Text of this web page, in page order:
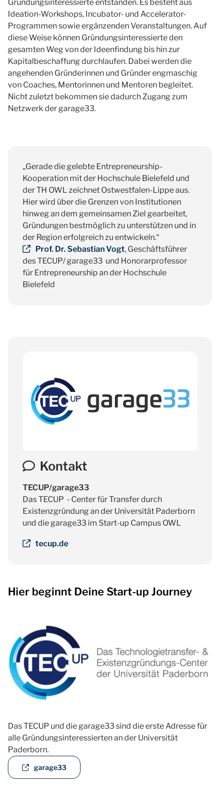
Gründungsinteressierte entstanden. Es besteht aus
Ideation-Workshops, Incubator- und Accelerator-
Programmen sowie ergänzenden Veranstaltungen. Auf
diese Weise können Gründungsinteressierte den
gesamten Weg von der Ideenfindung bis hin zur
Kapitalbeschaffung durchlaufen. Dabei werden die
angehenden Gründerinnen und Gründer engmaschig
von Coaches, Mentorinnen und Mentoren begleitet.
Nicht zuletzt bekommen sie dadurch Zugang zum
Netzwerk der garage33.
„Gerade die gelebte Entrepreneurship-
Kooperation mit der Hochschule Bielefeld und
der TH OWL zeichnet Ostwestfalen-Lippe aus.
Hier wird über die Grenzen von Institutionen
hinweg an dem gemeinsamen Ziel gearbeitet,
Gründungen bestmöglich zu unterstützen und in
der Region erfolgreich zu entwickeln.“
Prof. Dr. Sebastian Vogt, Geschäftsführer
des TECUP/ garage33 und Honorarprofessor
für Entrepreneurship an der Hochschule
Bielefeld
Kontakt
TECUP/garage33
Das TECUP - Center für Transfer durch
Existenzgründung an der Universität Paderborn
und die garage33 im Start-up Campus OWL
tecup.de
Hier beginnt Deine Start-up Journey
Das TECUP und die garage33 sind die erste Adresse für
alle Gründungsinteressierten an der Universität
Paderborn.
garage33